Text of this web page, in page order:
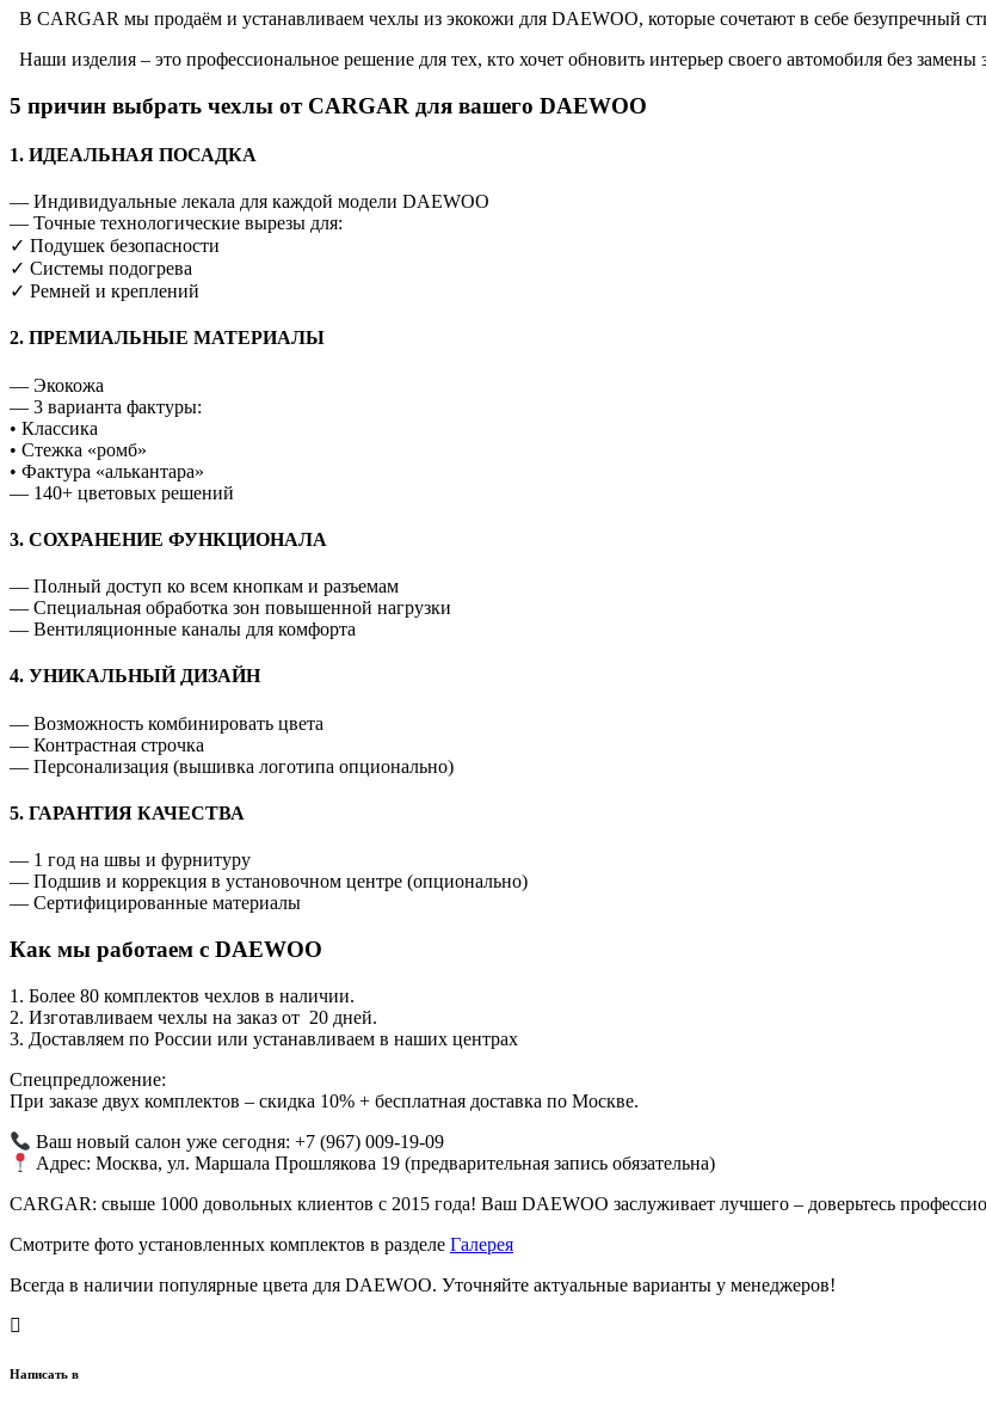
В CARGAR мы продаём и устанавливаем чехлы из экокожи для DAEWOO, которые сочетают в себе безупречный
Наши изделия – это профессиональное решение для тех, кто хочет обновить интерьер своего автомобиля без замены
5 причин выбрать чехлы от CARGAR для вашего DAEWOO
1. ИДЕАЛЬНАЯ ПОСАДКА
— Индивидуальные лекала для каждой модели DAEWOO
— Точные технологические вырезы для:
✓ Подушек безопасности
✓ Системы подогрева
✓ Ремней и креплений
2. ПРЕМИАЛЬНЫЕ МАТЕРИАЛЫ
— Экокожа
— 3 варианта фактуры:
• Классика
• Стежка «ромб»
• Фактура «алькантара»
— 140+ цветовых решений
3. СОХРАНЕНИЕ ФУНКЦИОНАЛА
— Полный доступ ко всем кнопкам и разъемам
— Специальная обработка зон повышенной нагрузки
— Вентиляционные каналы для комфорта
4. УНИКАЛЬНЫЙ ДИЗАЙН
— Возможность комбинировать цвета
— Контрастная строчка
— Персонализация (вышивка логотипа опционально)
5. ГАРАНТИЯ КАЧЕСТВА
— 1 год на швы и фурнитуру
— Подшив и коррекция в установочном центре (опционально)
— Сертифицированные материалы
Как мы работаем с DAEWOO
1. Более 80 комплектов чехлов в наличии.
2. Изготавливаем чехлы на заказ от 20 дней.
3. Доставляем по России или устанавливаем в наших центрах
Спецпредложение:
При заказе двух комплектов – скидка 10% + бесплатная доставка по Москве.
Ваш новый салон уже сегодня: +7 (967) 009-19-09
Адрес: Москва, ул. Маршала Прошлякова 19 (предварительная запись обязательна)
CARGAR: свыше 1000 довольных клиентов с 2015 года! Ваш DAEWOO заслуживает лучшего – доверьтесь
Смотрите фото установленных комплектов в разделе Галерея
Всегда в наличии популярные цвета для DAEWOO. Уточняйте актуальные варианты у менеджеров!
Написать в